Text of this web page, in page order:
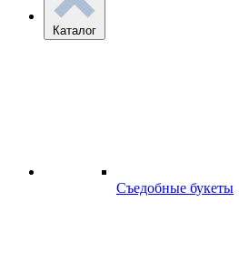
Каталог
Съедобные букеты